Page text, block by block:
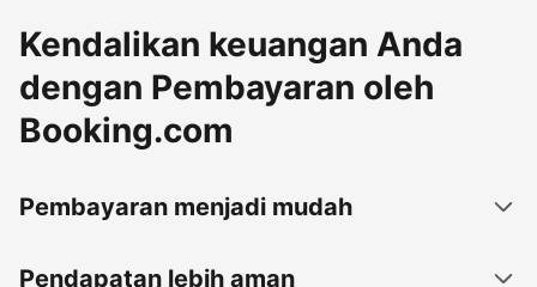
Kendalikan keuangan Anda
dengan Pembayaran oleh
Booking.com
Pembayaran menjadi mudah
Pendapatan lebih aman